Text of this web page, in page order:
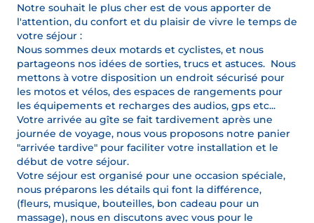
Notre souhait le plus cher est de vous apporter de
l'attention, du confort et du plaisir de vivre le temps de
votre séjour :
Nous sommes deux motards et cyclistes, et nous
partageons nos idées de sorties, trucs et astuces. Nous
mettons à votre disposition un endroit sécurisé pour
les motos et vélos, des espaces de rangements pour
les équipements et recharges des audios, gps etc...
Votre arrivée au gîte se fait tardivement après une
journée de voyage, nous vous proposons notre panier
"arrivée tardive" pour faciliter votre installation et le
début de votre séjour.
Votre séjour est organisé pour une occasion spéciale,
nous préparons les détails qui font la différence,
(fleurs, musique, bouteilles, bon cadeau pour un
massage), nous en discutons avec vous pour le